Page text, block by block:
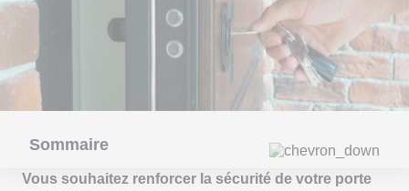
Sommaire
Vous souhaitez renforcer la sécurité de votre porte